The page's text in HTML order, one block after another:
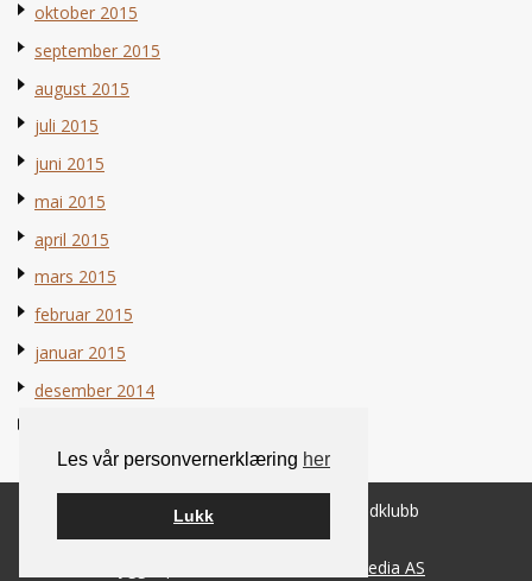
Les vår personvernerklæring her
Lukk
oktober 2015
september 2015
august 2015
juli 2015
juni 2015
mai 2015
april 2015
mars 2015
februar 2015
januar 2015
desember 2014
© 2026 Norsk Berner Sennenhundklubb
Smart Media AS